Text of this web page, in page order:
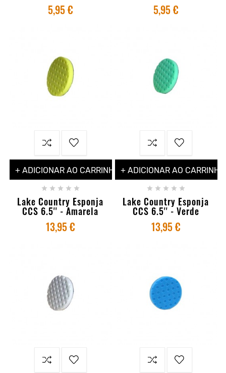
5,95 € 5,95 €
+ ADICIONAR AO CARRINHO
    
Lake Country Esponja
CCS 6.5'' - Amarela
13,95 €
+ ADICIONAR AO CARRINHO
    
Lake Country Esponja
CCS 6.5'' - Verde
13,95 €